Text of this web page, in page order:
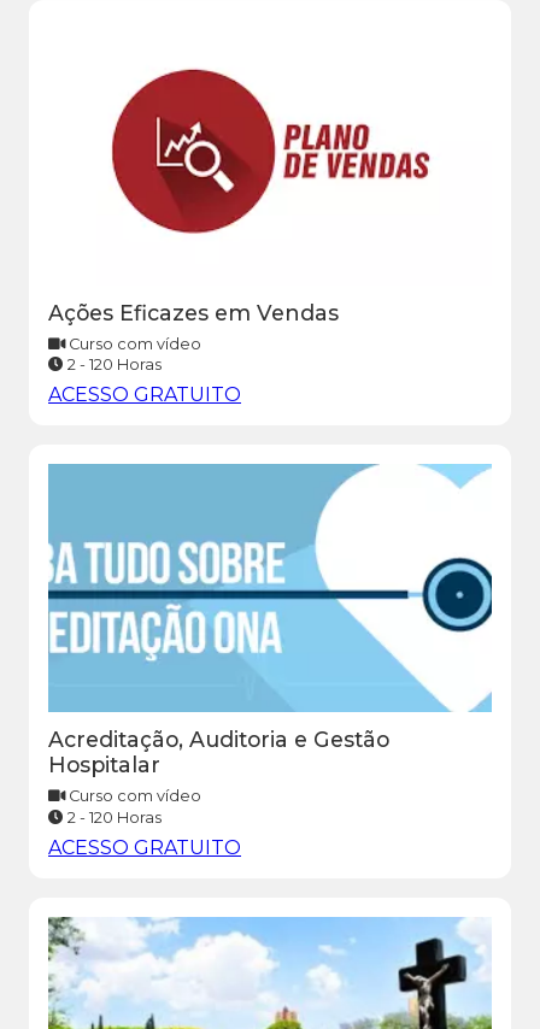
Ações Eficazes em Vendas
Curso com vídeo
2 - 120 Horas
ACESSO GRATUITO
Acreditação, Auditoria e Gestão
Hospitalar
Curso com vídeo
2 - 120 Horas
ACESSO GRATUITO